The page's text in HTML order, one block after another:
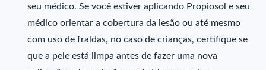
seu médico. Se você estiver aplicando Propiosol e seu
médico orientar a cobertura da lesão ou até mesmo
com uso de fraldas, no caso de crianças, certifique se
que a pele está limpa antes de fazer uma nova